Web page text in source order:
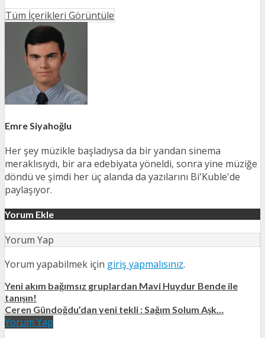
Tüm İçerikleri Görüntüle
Emre Siyahoğlu
Her şey müzikle başladıysa da bir yandan sinema
meraklısıydı, bir ara edebiyata yöneldi, sonra yine müziğe
döndü ve şimdi her üç alanda da yazılarını Bi'Kuble'de
paylaşıyor.
Yorum Ekle
Yorum Yap
Yorum yapabilmek için giriş yapmalısınız.
Yeni akım bağımsız gruplardan Mavi Huydur Bende ile
tanışın!
Ceren Gündoğdu’dan yeni tekli : Sağım Solum Aşk…
Yorum Yap